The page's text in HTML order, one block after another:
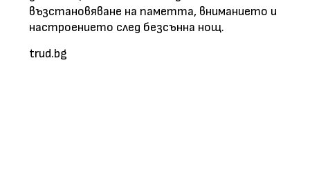
възстановяване на паметта, вниманието и
настроението след безсънна нощ.
trud.bg